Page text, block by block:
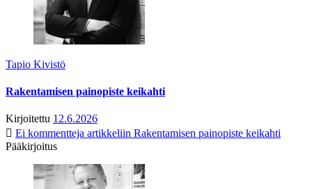
Tapio Kivistö
Rakentamisen painopiste keikahti
Kirjoitettu 12.6.2026
Ei kommentteja artikkeliin Rakentamisen painopiste keikahti
Pääkirjoitus